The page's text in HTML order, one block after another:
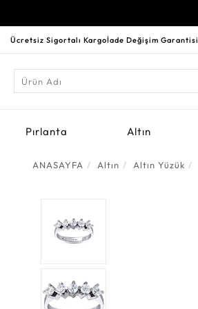
Ücretsiz Sigortalı Kargoİade Değişim Garantisi
Pırlanta Altın
ANASAYFA Altın Altın Yüzük